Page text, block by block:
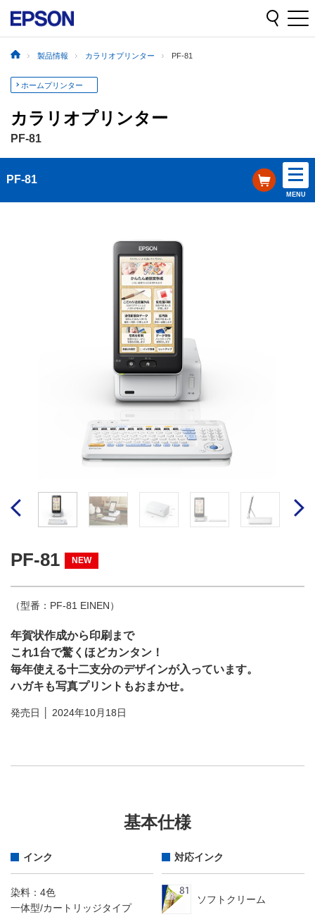
製品情報 カラリオプリンター PF-81
ホームプリンター
カラリオプリンター
PF-81
PF-81
MENU
PF-81 NEW
（型番：PF-81 EINEN）
年賀状作成から印刷まで
これ1台で驚くほどカンタン！
毎年使える十二支分のデザインが入っています。
ハガキも写真プリントもおまかせ。
発売日 │ 2024年10月18日
基本仕様
インク
染料：4色
一体型/カートリッジタイプ
対応インク
ソフトクリーム